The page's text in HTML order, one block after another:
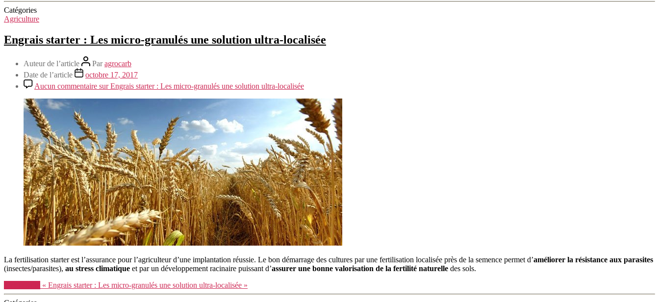
Catégories
Agriculture
Engrais starter : Les micro-granulés une solution ultra-localisée
Auteur de l’article Paragrocarb
Date de l’article
octobre 17, 2017
Aucun commentaire sur Engrais starter : Les micro-granulés une solution ultra-localisée
La fertilisation starter est l’assurance pour l’agriculteur d’une implantation réussie. Le bon démarrage des cultures par une fertilisation localisée près de la semence permet d’améliorer la résistance aux parasites
(insectes/parasites), au stress climatique et par un développement racinaire puissant d’assurer une bonne valorisation de la fertilité naturelle des sols.
« Engrais starter : Les micro-granulés une solution ultra-localisée »